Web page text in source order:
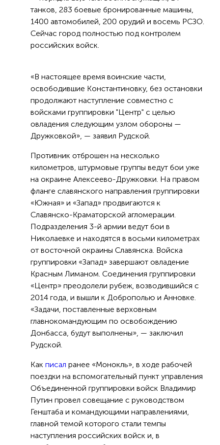
танков, 283 боевые бронированные машины,
1400 автомобилей, 200 орудий и восемь РСЗО.
Сейчас город полностью под контролем
российских войск.
«В настоящее время воинские части,
освободившие Константиновку, без остановки
продолжают наступление совместно с
войсками группировки "Центр" с целью
овладения следующим узлом обороны —
Дружковкой», — заявил Рудской.
Противник отброшен на несколько
километров, штурмовые группы ведут бои уже
на окраине Алексеево-Дружковки. На правом
фланге славянского направления группировки
«Южная» и «Запад» продвигаются к
Славянско-Краматорской агломерации.
Подразделения 3-й армии ведут бои в
Николаевке и находятся в восьми километрах
от восточной окраины Славянска. Войска
группировки «Запад» завершают овладение
Красным Лиманом. Соединения группировки
«Центр» преодолели рубеж, возводившийся с
2014 года, и вышли к Доброполью и Анновке.
«Задачи, поставленные верховным
главнокомандующим по освобождению
Донбасса, будут выполнены», — заключил
Рудской.
Как писал ранее «Монокль», в ходе рабочей
поездки на вспомогательный пункт управления
Объединенной группировки войск Владимир
Путин провел совещание с руководством
Генштаба и командующими направлениями,
главной темой которого стали темпы
наступления российских войск и, в